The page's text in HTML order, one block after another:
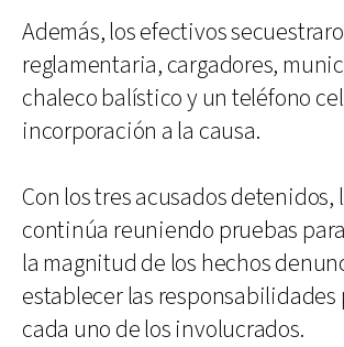
Además, los efectivos
reglamentaria, cargadores,
chaleco balístico y un teléfono
incorporación a la causa.
Con los tres acusados detenidos,
continúa reuniendo pruebas
la magnitud de los hechos
establecer las responsabilidades
cada uno de los involucrados.